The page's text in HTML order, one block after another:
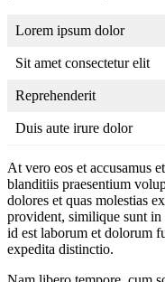
Lorem ipsum dolor
Sit amet consectetur elit
Reprehenderit
Duis aute irure dolor
At vero eos et accusamus
blanditiis praesentium
dolores et quas molestias
provident, similique sunt
id est laborum et dolorum
expedita distinctio.